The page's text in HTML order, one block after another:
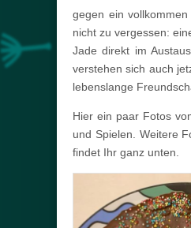
gegen ein
nicht zu vergessen:
Jade direkt im
verstehen sich auch
lebenslange
Hier ein paar Fotos
und Spielen. Weitere
findet Ihr ganz unten.